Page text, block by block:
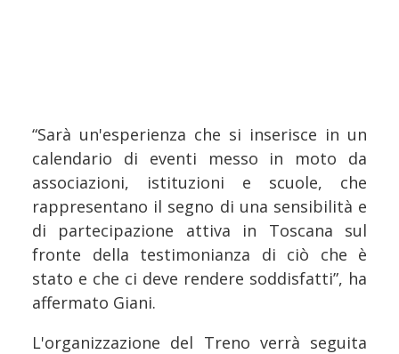
“Sarà un'esperienza che si inserisce in un
calendario di eventi messo in moto da
associazioni, istituzioni e scuole, che
rappresentano il segno di una sensibilità e
di partecipazione attiva in Toscana sul
fronte della testimonianza di ciò che è
stato e che ci deve rendere soddisfatti”, ha
affermato Giani.
L'organizzazione del Treno verrà seguita